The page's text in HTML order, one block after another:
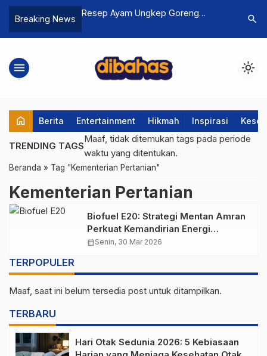
Breaking News
Singkong
Lingkungan
Resep Ayam Ungkep Goreng
Frozen Food!
Seniman?
search
menu light_mode
home Berita Entertainment Hikmah Inspirasi
TRENDING TAGS
Maaf, tidak ditemukan tags pada periode
waktu yang ditentukan.
Beranda » Tag "Kementerian Pertanian"
Kementerian Pertanian
Biofuel E20: Strategi Mentan Amran
Perkuat Kemandirian Energi
Pengganti Pertalite
calendar_monthSenin, 30 Mar 2026
TERPOPULER
Maaf, saat ini belum tersedia post untuk ditampilkan.
TERBARU
Hari Otak Sedunia 2026: 5 Kebiasaan